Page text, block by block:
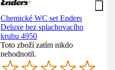
Chemické WC set Enders
Deluxe bez splachovacího
kruhu 4950
Toto zboží zatím nikdo
nehodnotil.